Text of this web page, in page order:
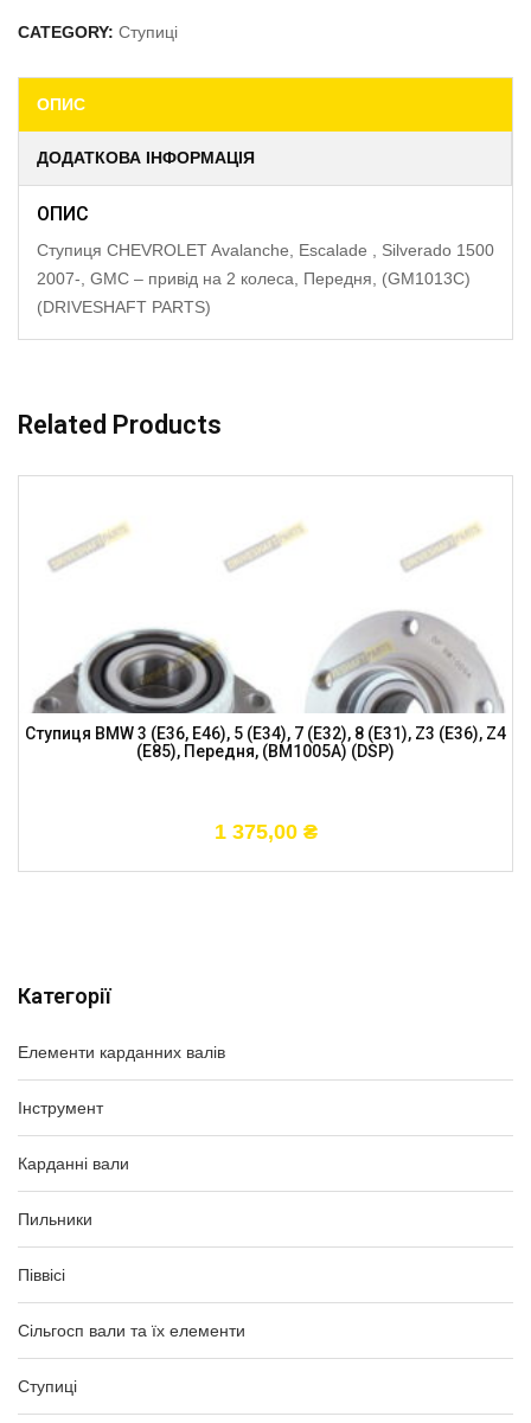
Категорії
Елементи карданних валів
Інструмент
Карданні вали
Пильники
Піввісі
Сільгосп вали та їх елементи
Ступиці
CATEGORY: Ступиці
ОПИС
ДОДАТКОВА ІНФОРМАЦІЯ
ОПИС
Ступиця CHEVROLET Avalanche, Escalade , Silverado 1500
2007-, GMC – привід на 2 колеса, Передня, (GM1013C)
(DRIVESHAFT PARTS)
Related Products
Ступиця BMW 3 (E36, E46), 5 (E34), 7 (E32), 8 (E31), Z3 (E36), Z4
(E85), Передня, (BM1005A) (DSP)
1 375,00 ₴